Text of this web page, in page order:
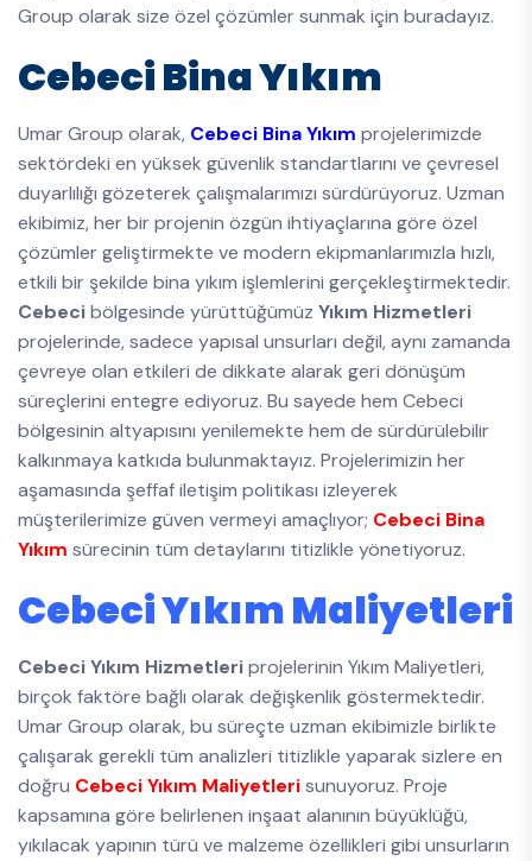
Group olarak size özel çözümler sunmak için buradayız.
Cebeci Bina Yıkım
Umar Group olarak, Cebeci Bina Yıkım projelerimizde
sektördeki en yüksek güvenlik standartlarını ve çevresel
duyarlılığı gözeterek çalışmalarımızı sürdürüyoruz. Uzman
ekibimiz, her bir projenin özgün ihtiyaçlarına göre özel
çözümler geliştirmekte ve modern ekipmanlarımızla hızlı,
etkili bir şekilde bina yıkım işlemlerini gerçekleştirmektedir.
Cebecibölgesinde yürüttüğümüz Yıkım Hizmetleri
projelerinde, sadece yapısal unsurları değil, aynı zamanda
çevreye olan etkileri de dikkate alarak geri dönüşüm
süreçlerini entegre ediyoruz. Bu sayede hem Cebeci
bölgesinin altyapısını yenilemekte hem de sürdürülebilir
kalkınmaya katkıda bulunmaktayız. Projelerimizin her
aşamasında şeffaf iletişim politikası izleyerek
müşterilerimize güven vermeyi amaçlıyor; Cebeci Bina
Yıkım sürecinin tüm detaylarını titizlikle yönetiyoruz.
Cebeci Yıkım Maliyetleri
Cebeci Yıkım Hizmetleriprojelerinin Yıkım Maliyetleri,
birçok faktöre bağlı olarak değişkenlik göstermektedir.
Umar Group olarak, bu süreçte uzman ekibimizle birlikte
çalışarak gerekli tüm analizleri titizlikle yaparak sizlere en
doğru Cebeci Yıkım Maliyetlerisunuyoruz. Proje
kapsamına göre belirlenen inşaat alanının büyüklüğü,
yıkılacak yapının türü ve malzeme özellikleri gibi unsurların